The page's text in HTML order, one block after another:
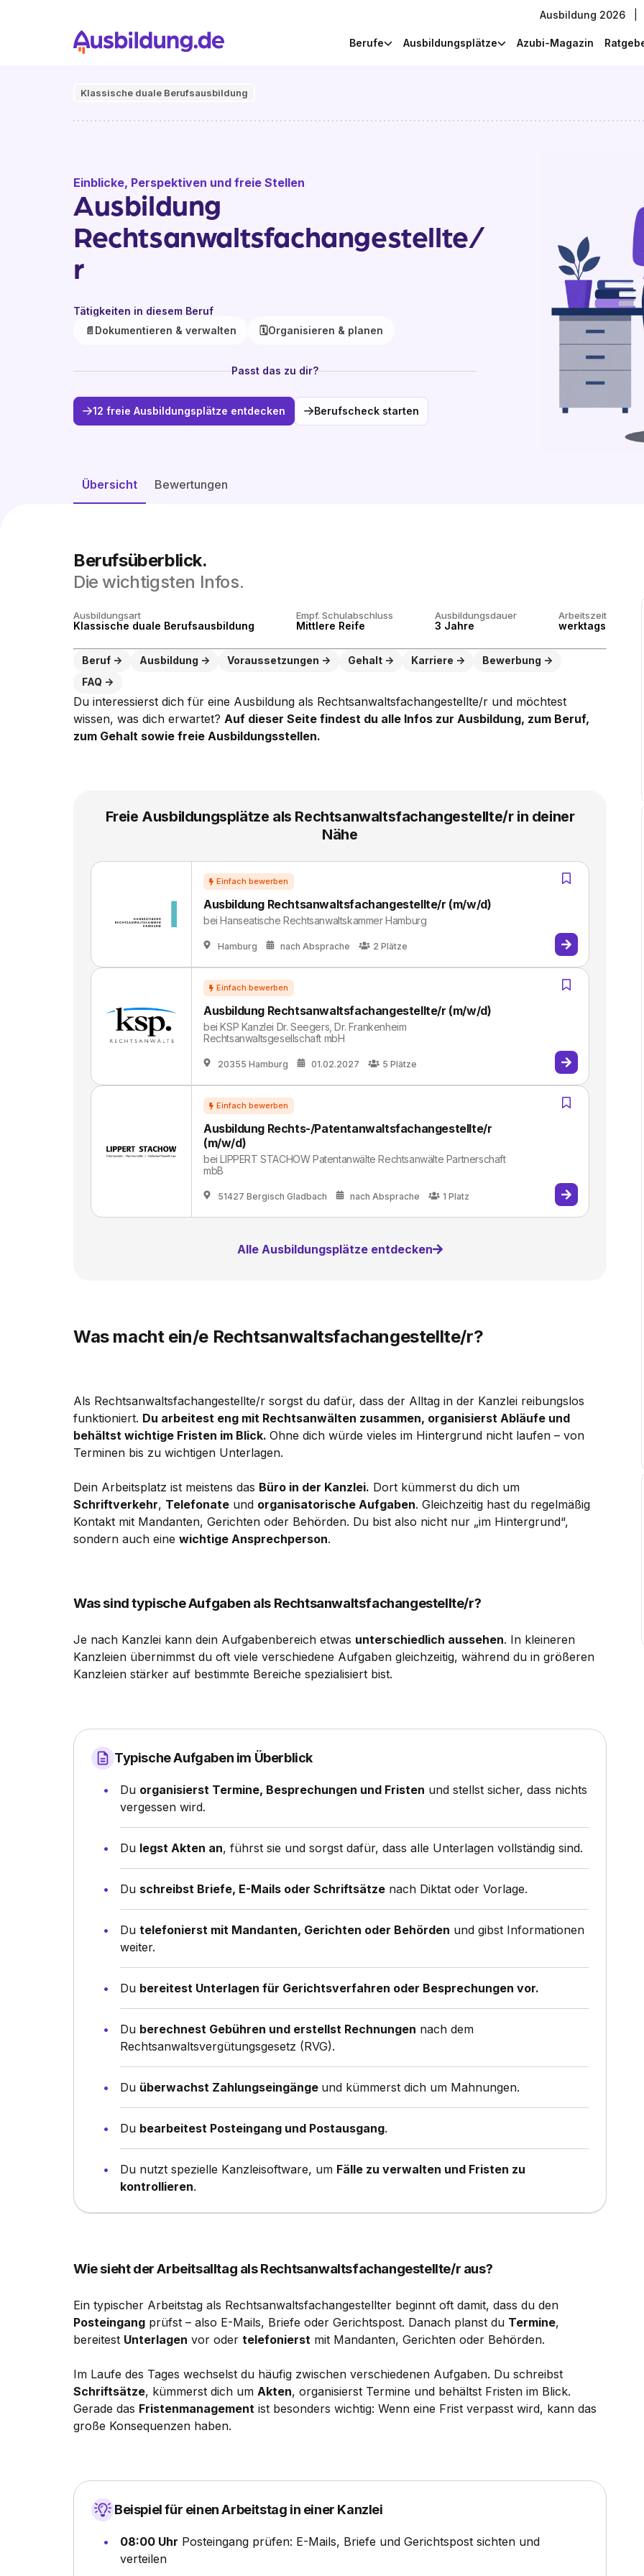
Ausbildung 2026
Berufe Ausbildungsplätze Azubi-Magazin
Klassische duale Berufsausbildung
Einblicke, Perspektiven und freie Stellen
Ausbildung
Rechtsanwaltsfachangestellte/
r
Tätigkeiten in diesem Beruf
📄 Dokumentieren & verwalten 🗓️Organisieren & planen
Passt das zu dir?
12 freie Ausbildungsplätze entdecken Berufscheck starten
Übersicht Bewertungen
Berufsüberblick.
Die wichtigsten Infos.
Ausbildungsart
Klassische duale Berufsausbildung
Empf. Schulabschluss
Mittlere Reife
Ausbildungsdauer
3 Jahre
Arbeitszeit
werktags
Beruf Ausbildung Voraussetzungen Gehalt Karriere
Bewerbung
FAQ
Du interessierst dich für eine Ausbildung als Rechtsanwaltsfachangestellte/r und möchtest
wissen, was dich erwartet? Auf dieser Seite findest du alle Infos zur Ausbildung, zum Beruf,
zum Gehalt sowie freie Ausbildungsstellen.
Freie Ausbildungsplätze als Rechtsanwaltsfachangestellte/r in deiner
Nähe
Ausbildung Rechtsanwaltsfachangestellte/r (m/w/d)
beiHanseatische Rechtsanwaltskammer Hamburg
Hamburg nach Absprache 2 Plätze
Ausbildung Rechtsanwaltsfachangestellte/r (m/w/d)
beiKSP Kanzlei Dr. Seegers, Dr. Frankenheim
Rechtsanwaltsgesellschaft mbH
20355 Hamburg 01.02.2027 5 Plätze
Ausbildung Rechts-/Patentanwaltsfachangestellte/r
(m/w/d)
beiLIPPERT STACHOW Patentanwälte Rechtsanwälte Partnerschaft
mbB
51427 Bergisch Gladbach nach Absprache 1 Platz
Alle Ausbildungsplätze entdecken
Was macht ein/e Rechtsanwaltsfachangestellte/r?
Als Rechtsanwaltsfachangestellte/r sorgst du dafür, dass der Alltag in der Kanzlei reibungslos
funktioniert. Du arbeitest eng mit Rechtsanwälten zusammen, organisierst Abläufe und
behältst wichtige Fristen im Blick. Ohne dich würde vieles im Hintergrund nicht laufen – von
Terminen bis zu wichtigen Unterlagen.
Dein Arbeitsplatz ist meistens das Büro in der Kanzlei. Dort kümmerst du dich um
Schriftverkehr, Telefonate und organisatorische Aufgaben. Gleichzeitig hast du regelmäßig
Kontakt mit Mandanten, Gerichten oder Behörden. Du bist also nicht nur „im Hintergrund“,
sondern auch eine wichtige Ansprechperson.
Was sind typische Aufgaben als Rechtsanwaltsfachangestellte/r?
Je nach Kanzlei kann dein Aufgabenbereich etwas unterschiedlich aussehen. In kleineren
Kanzleien übernimmst du oft viele verschiedene Aufgaben gleichzeitig, während du in größeren
Kanzleien stärker auf bestimmte Bereiche spezialisiert bist.
Typische Aufgaben im Überblick
Du organisierst Termine, Besprechungen und Fristen und stellst sicher, dass nichts
vergessen wird.
Du legst Akten an, führst sie und sorgst dafür, dass alle Unterlagen vollständig sind.
Du schreibst Briefe, E-Mails oder Schriftsätze nach Diktat oder Vorlage.
Du telefonierst mit Mandanten, Gerichten oder Behörden und gibst Informationen
weiter.
Du bereitest Unterlagen für Gerichtsverfahren oder Besprechungen vor.
Du berechnest Gebühren und erstellst Rechnungen nach dem
Rechtsanwaltsvergütungsgesetz (RVG).
Du überwachst Zahlungseingänge und kümmerst dich um Mahnungen.
Du bearbeitest Posteingang und Postausgang.
Du nutzt spezielle Kanzleisoftware, um Fälle zu verwalten und Fristen zu
kontrollieren.
Wie sieht der Arbeitsalltag als Rechtsanwaltsfachangestellte/r aus?
Ein typischer Arbeitstag als Rechtsanwaltsfachangestellter beginnt oft damit, dass du den
Posteingang prüfst – also E-Mails, Briefe oder Gerichtspost. Danach planst du Termine,
bereitest Unterlagen vor oder telefonierst mit Mandanten, Gerichten oder Behörden.
Im Laufe des Tages wechselst du häufig zwischen verschiedenen Aufgaben. Du schreibst
Schriftsätze, kümmerst dich um Akten, organisierst Termine und behältst Fristen im Blick.
Gerade das Fristenmanagement ist besonders wichtig: Wenn eine Frist verpasst wird, kann das
große Konsequenzen haben.
Beispiel für einen Arbeitstag in einer Kanzlei
08:00 Uhr Posteingang prüfen: E-Mails, Briefe und Gerichtspost sichten und
verteilen